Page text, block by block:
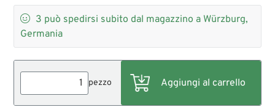
 3 può spedirsi subito dal magazzino a Würzburg,
Germania
pezzo